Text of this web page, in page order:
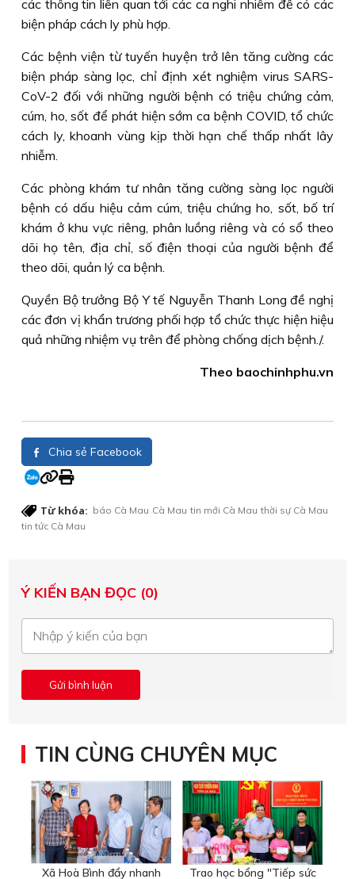
các thông tin liên quan tới các ca nghi nhiễm để có các
biện pháp cách ly phù hợp.
Các bệnh viện từ tuyến huyện trở lên tăng cường các
biện pháp sàng lọc, chỉ định xét nghiệm virus SARS-
CoV-2 đối với những người bệnh có triệu chứng cảm,
cúm, ho, sốt để phát hiện sớm ca bệnh COVID, tổ chức
cách ly, khoanh vùng kịp thời hạn chế thấp nhất lây
nhiễm.
Các phòng khám tư nhân tăng cường sàng lọc người
bệnh có dấu hiệu cảm cúm, triệu chứng ho, sốt, bố trí
khám ở khu vực riêng, phân luồng riêng và có sổ theo
dõi họ tên, địa chỉ, số điện thoại của người bệnh để
theo dõi, quản lý ca bệnh.
Quyền Bộ trưởng Bộ Y tế Nguyễn Thanh Long đề nghị
các đơn vị khẩn trương phối hợp tổ chức thực hiện hiệu
quả những nhiệm vụ trên để phòng chống dịch bệnh./.
Theo baochinhphu.vn
Chia sẻ Facebook
Từ khóa: báo Cà Mau Cà Mau tin mới Cà Mau thời sự Cà Mau
tin tức Cà Mau
Ý KIẾN BẠN ĐỌC (0)
TIN CÙNG CHUYÊN MỤC
Xã Hoà Bình đẩy nhanh Trao học bổng "Tiếp sức